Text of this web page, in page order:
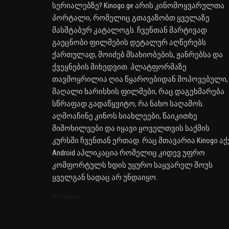
სერიალებზე? Kinogo.ge არის კინომოყვარულთა
პორტალი, რომელიც გთავაზობთ ყველაზე
მასშტაბურ კატალოგს. ჩვენთან მარტივად
გაეცნობი ფილმების დეტალურ აღწერებს
ქართულად, მოიძებ მსახიობების, ჟანრებსა და
ქვეყნების მიხედვით. პლატფორმაზე
თავმოყრილია ღია წყაროებიდან მოპოვებული,
მაღალი ხარისხის ფილმები, რაც დაგეხმარება
სწრაფად გადაწყვიტო, რა ნახო საღამოს.
აღმოაჩინე კინოს სიახლეები, წაიკითხე
მიმოხილვები და იყავი ყოველთვის საქმის
კურსში ჩვენთან ერთად. რაც მთავარია Kinogo
Android აპლიკაცია რომელიც კიდევ უფრო
კომფორტულს ხდის უყურო საყვარელ შოუს
ყველგან სადაც არ უნდაიყო.